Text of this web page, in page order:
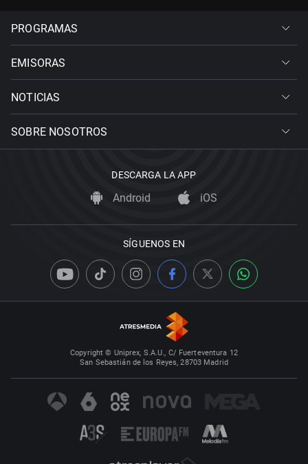
PROGRAMAS
EMISORAS
NOTICIAS
SOBRE NOSOTROS
DESCARGA LA APP
Android iOS
SÍGUENOS EN
Copyright © Uniprex, S.A.U., C/ Fuerteventura 12
San Sebastián de los Reyes, 28703 Madrid